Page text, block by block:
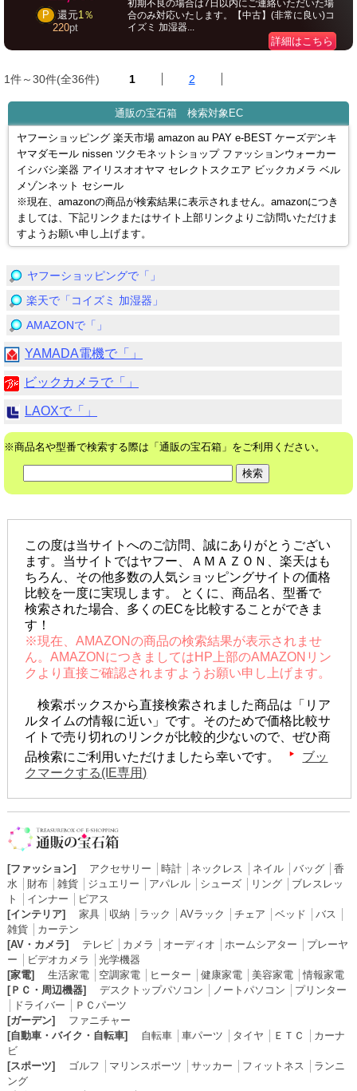
P 還元1％
220pt
初期不良の場合は7日以内にご連絡いただいた場
合のみ対応いたします。【中古】(非常に良い)コ
イズミ 加湿器...
詳細はこちら
1件～30件(全36件) 1 2
通販の宝石箱 検索対象EC
ヤフーショッピング 楽天市場 amazon au PAY e-BEST ケーズデンキ
ヤマダモール nissen ツクモネットショップ ファッションウォーカー
イシバシ楽器 アイリスオオヤマ セレクトスクエア ビックカメラ ベル
メゾンネット セシール
※現在、amazonの商品が検索結果に表示されません。amazonにつき
ましては、下記リンクまたはサイト上部リンクよりご訪問いただけま
すようお願い申し上げます。
ヤフーショッピングで「」
楽天で「コイズミ 加湿器」
AMAZONで「」
YAMADA電機で「」
ビックカメラで「」
LAOXで「」
※商品名や型番で検索する際は「通販の宝石箱」をご利用ください。
この度は当サイトへのご訪問、誠にありがとうござい
ます。当サイトではヤフー、ＡＭＡＺＯＮ、楽天はも
ちろん、その他多数の人気ショッピングサイトの価格
比較を一度に実現します。 とくに、商品名、型番で
検索された場合、多くのECを比較することができま
す！
※現在、AMAZONの商品の検索結果が表示されませ
ん。AMAZONにつきましてはHP上部のAMAZONリン
クより直接ご確認されますようお願い申し上げます。
検索ボックスから直接検索されました商品は「リア
ルタイムの情報に近い」です。そのためで価格比較サ
イトで売り切れのリンクが比較的少ないので、ぜひ商
品検索にご利用いただけましたら幸いです。
ブッ
クマークする(IE専用)
[ファッション] アクセサリー 時計│ ネックレス ネイル│ バッグ│ 香
水
財布│ 雑貨│ ジュエリー アパレル│ シューズ│ リング│ ブレスレッ
ト
インナー
ピアス
[インテリア]
家具│ 収納 ラック AVラック チェア ベッド バス
雑貨│ カーテン
[AV・カメラ]
テレビ│ カメラ オーディオ ホームシアター
プレーヤ
ー
ビデオカメラ
光学機器
[家電]
生活家電│ 空調家電│ ヒーター 健康家電│ 美容家電│情報家電
[ＰＣ・周辺機器]
デスクトップパソコン ノートパソコン
プリンター
ドライバー
ＰＣパーツ
[ガーデン]
ファニチャー
[自動車・バイク・自転車]
自転車│ 車パーツ タイヤ ＥＴＣ
カーナ
ビ
[スポーツ]
ゴルフ マリンスポーツ サッカー フィットネス
ランニ
ング